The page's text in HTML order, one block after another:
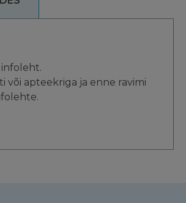
või apteekriga ja enne ravimi